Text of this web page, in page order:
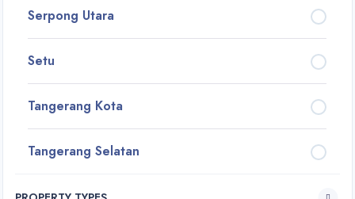
Serpong Utara
Setu
Tangerang Kota
Tangerang Selatan